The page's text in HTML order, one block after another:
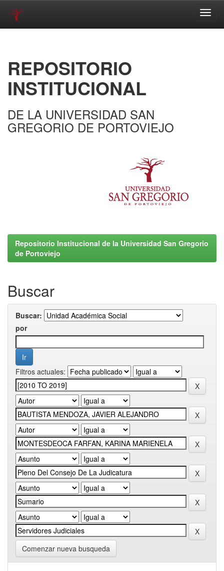
REPOSITORIO
INSTITUCIONAL
DE LA UNIVERSIDAD SAN
GREGORIO DE PORTOVIEJO
Repositorio Institucional de la Universidad San Gregorio
de Portoviejo
Buscar
Buscar:
por
Filtros actuales:
Comenzar nueva busqueda